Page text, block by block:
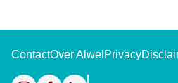
ContactOver Alwel Privacy